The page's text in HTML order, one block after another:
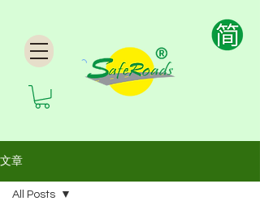
文章
All Posts